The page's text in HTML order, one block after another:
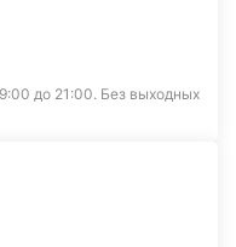
до 21:00. Без выходных